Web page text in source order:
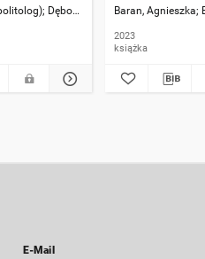
Dębowski, Tomasz(politolog)
Baran, Agnieszka
2023
książka
E-Mail